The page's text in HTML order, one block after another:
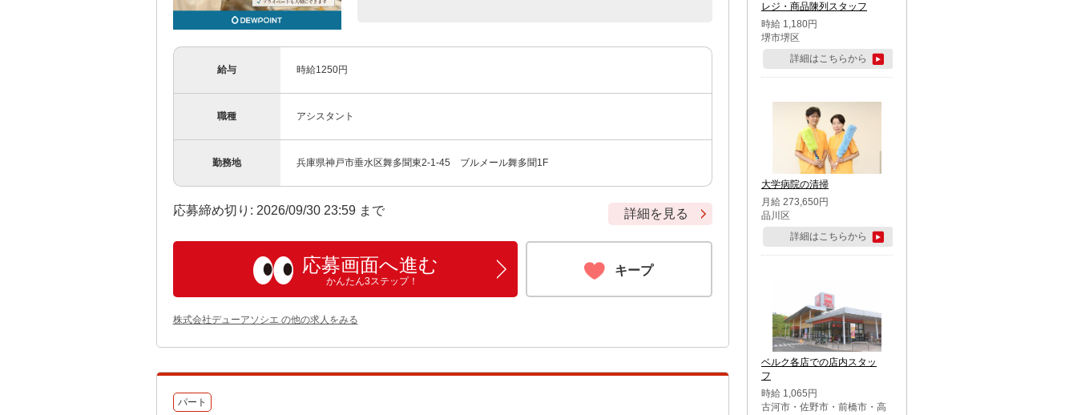
給与 時給1250円
職種 アシスタント
勤務地 兵庫県神戸市垂水区舞多聞東2-1-45 ブルメール舞多聞1F
応募締め切り: 2026/09/30 23:59 まで 詳細を見る
応募画面へ進む
かんたん3ステップ！
キープ
株式会社デューアソシエ の他の求人をみる
パート
レジ・商品陳列スタッフ
時給 1,180円
堺市堺区
詳細はこちらから
大学病院の清掃
月給 273,650円
品川区
詳細はこちらから
ベルク各店での店内スタッ
フ
時給 1,065円
古河市・佐野市・前橋市・高